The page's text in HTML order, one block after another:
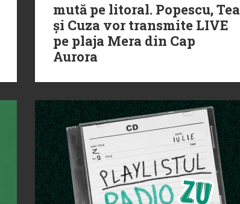
mută pe litoral. Popescu, Tea
și Cuza vor transmite LIVE
pe plaja Mera din Cap
Aurora